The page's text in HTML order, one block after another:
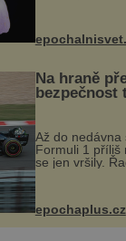
vstupenka...
Na hraně
bezpečnost
Až do nedávna
Formuli 1 příliš
se jen vršily.
na vlastní kůži,
následky nebo
života. Dnes
epochaplus.cz